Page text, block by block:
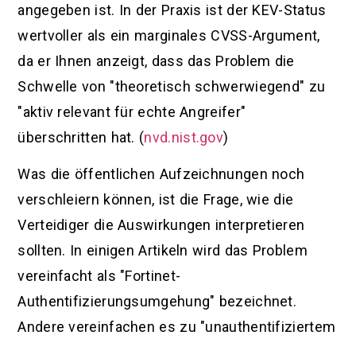
angegeben ist. In der Praxis ist der KEV-Status
wertvoller als ein marginales CVSS-Argument,
da er Ihnen anzeigt, dass das Problem die
Schwelle von "theoretisch schwerwiegend" zu
"aktiv relevant für echte Angreifer"
überschritten hat. (nvd.nist.gov)
Was die öffentlichen Aufzeichnungen noch
verschleiern können, ist die Frage, wie die
Verteidiger die Auswirkungen interpretieren
sollten. In einigen Artikeln wird das Problem
vereinfacht als "Fortinet-
Authentifizierungsumgehung" bezeichnet.
Andere vereinfachen es zu "unauthentifiziertem